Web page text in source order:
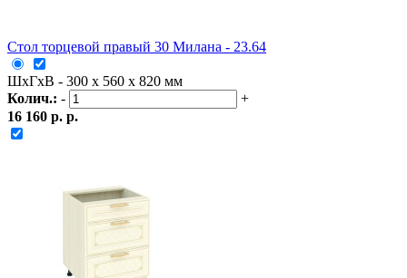
Стол торцевой правый 30 Милана - 23.64
ШxГxВ - 300 x 560 x 820 мм
Колич.: -
+
16 160 р. р.